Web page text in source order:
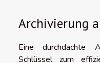
Archivierung
Eine durchdachte
Schlüssel zum